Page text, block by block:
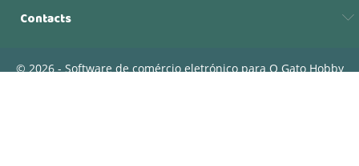
Contacts
© 2026 - Software de comércio eletrónico para O Gato Hobby